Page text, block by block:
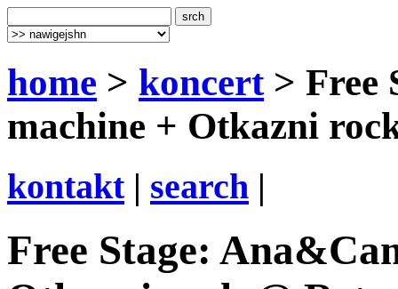
home > koncert> Free
machine + Otkazni
kontakt| search |
Free Stage: